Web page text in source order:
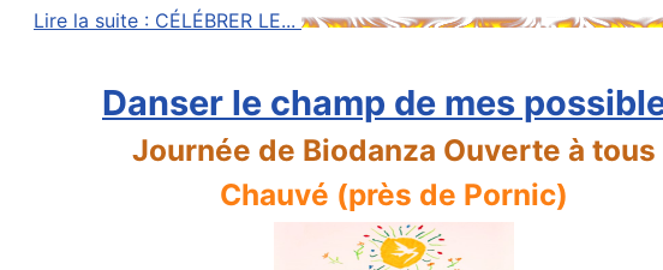
Lire la suite : CÉLÉBRER LE...
Danser le champ de mes
Journée de Biodanza Ouverte à tous
Chauvé (près de Pornic)